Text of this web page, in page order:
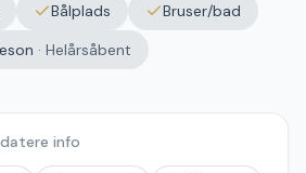
Bålplads
Bruser/bad
· Helårsåbent
info